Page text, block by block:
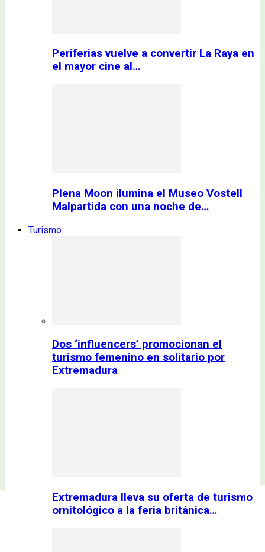
Periferias vuelve a convertir La Raya en
el mayor cine al…
Plena Moon ilumina el Museo Vostell
Malpartida con una noche de…
Turismo
Dos ‘influencers’ promocionan el
turismo femenino en solitario por
Extremadura
Extremadura lleva su oferta de turismo
ornitológico a la feria británica…